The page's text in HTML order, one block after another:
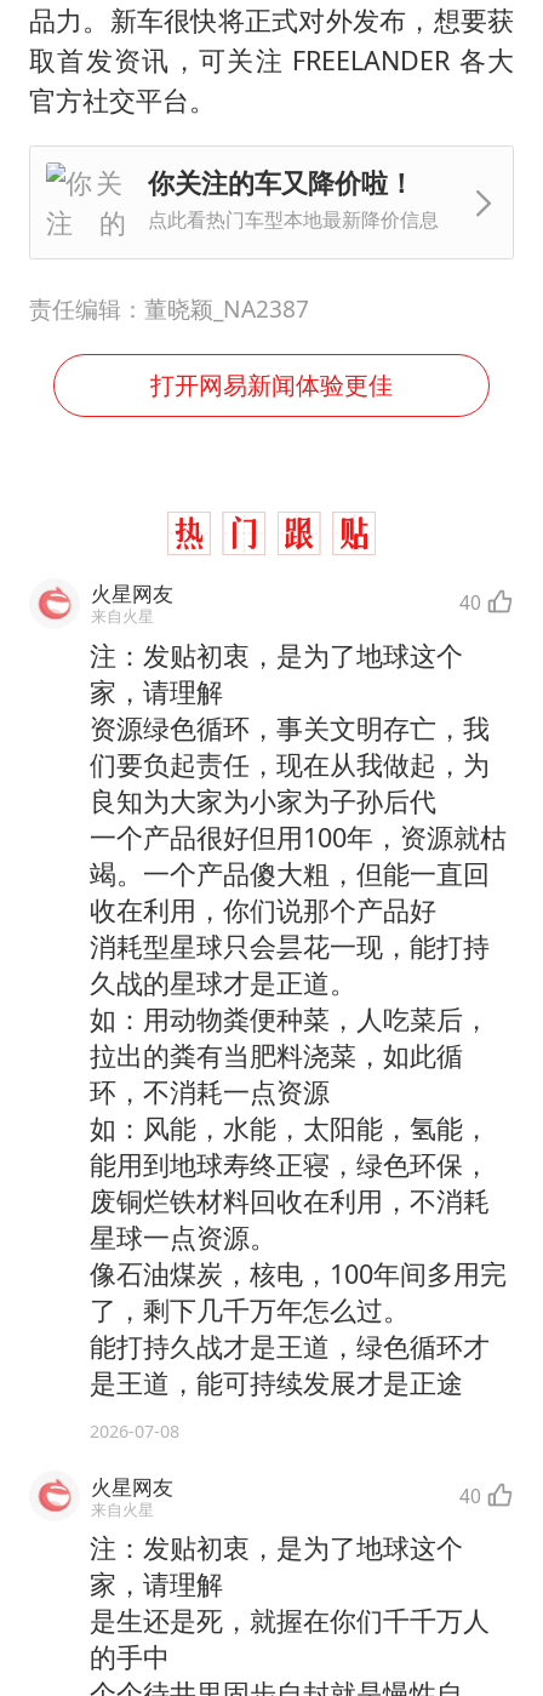
品力。新车很快将正式对外发布，想要获
取首发资讯，可关注 FREELANDER 各大
官方社交平台。
你关注的车又降价啦！
点此看热门车型本地最新降价信息
责任编辑：董晓颖_NA2387
打开网易新闻体验更佳
火星网友
来自火星 40
注：发贴初衷，是为了地球这个
家，请理解
资源绿色循环，事关文明存亡，我
们要负起责任，现在从我做起，为
良知为大家为小家为子孙后代
一个产品很好但用100年，资源就枯
竭。一个产品傻大粗，但能一直回
收在利用，你们说那个产品好
消耗型星球只会昙花一现，能打持
久战的星球才是正道。
如：用动物粪便种菜，人吃菜后，
拉出的粪有当肥料浇菜，如此循
环，不消耗一点资源
如：风能，水能，太阳能，氢能，
能用到地球寿终正寝，绿色环保，
废铜烂铁材料回收在利用，不消耗
星球一点资源。
像石油煤炭，核电，100年间多用完
了，剩下几千万年怎么过。
能打持久战才是王道，绿色循环才
是王道，能可持续发展才是正途
2026-07-08
火星网友
来自火星 40
注：发贴初衷，是为了地球这个
家，请理解
是生还是死，就握在你们千千万人
的手中